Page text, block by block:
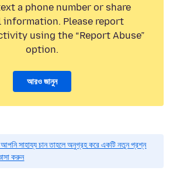
a phone number or share
information. Please report
using the “Report Abuse”
option.
আরও জানুন
আপনি সাহায্য চান তাহলে অনুগ্রহ করে একটি নতুন প্রশ্ন
করুন